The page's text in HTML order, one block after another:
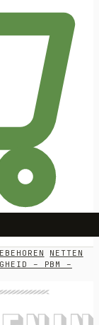
NETTEN
– PBM –